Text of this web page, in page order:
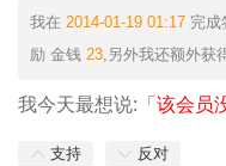
我在 2014-01-19 01:17 完成
励 金钱 23,另外我还额外获
我今天最想说:「 该会员
支持 反对